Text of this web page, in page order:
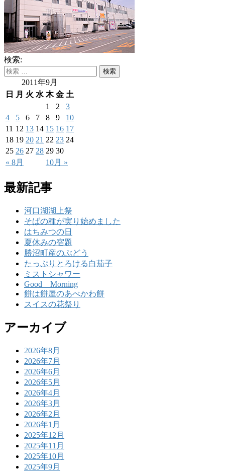
検索:
2011年9月
日
月 火 水 木 金 土
« 8月 10月 »
1 2
3
4
5 6 7 8 9
10
11 12 13 14 15 16 17
18 19 20 21 22 23 24
25 26 27 28 29 30
最新記事
河口湖湖上祭
そばの種が実り始めました
はちみつの日
夏休みの宿題
勝沼町産のぶどう
たっぷりとろける白茄子
ミストシャワー
Good Morning
餅は餅屋のあべかわ餅
スイスの花祭り
アーカイブ
2026年8月
2026年7月
2026年6月
2026年5月
2026年4月
2026年3月
2026年2月
2026年1月
2025年12月
2025年11月
2025年10月
2025年9月